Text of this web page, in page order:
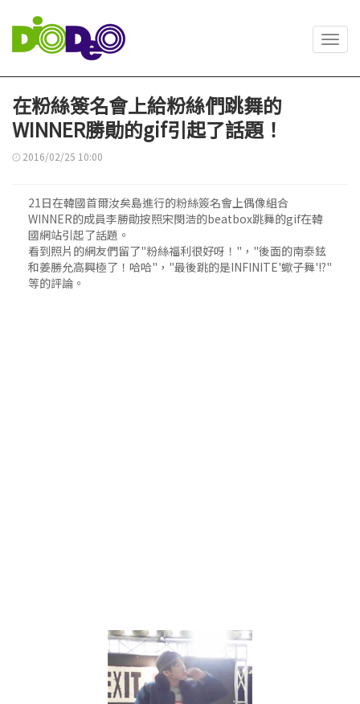
在粉絲簽名會上給粉絲們跳舞的
WINNER勝勛的gif引起了話題！
2016/02/25 10:00
21日在韓國首爾汝矣島進行的粉絲簽名會上偶像組合
WINNER的成員李勝勛按照宋閔浩的beatbox跳舞的gif在韓
國網站引起了話題。
看到照片的網友們留了"粉絲福利很好呀！"，"後面的南泰鉉
和姜勝允高興極了！哈哈"，"最後跳的是INFINITE'蠍子舞'!?"
等的評論。